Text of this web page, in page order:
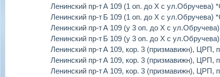
Ленинский пр-тА 109 (1 оп. до Х с ул.Обручева)
Ленинский пр-тБ 109 (1 оп. до Х с ул.Обручева)
Ленинский пр-тА 109 (у 3 оп. до Х с
Ленинский пр-тБ 109 (у 3 оп. до Х с
Ленинский пр-тА 109, кор. 3 (призмавижн), ЦРП,
Ленинский пр-тА 109, кор. 3 (призмавижн), ЦРП,
Ленинский пр-тА 109, кор. 3 (призмавижн), ЦРП,